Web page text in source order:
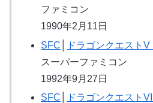
ファミコン
1990年2月11日
SFC
ドラゴンクエスト
スーパーファミコン
1992年9月27日
SFC
ドラゴンクエスト